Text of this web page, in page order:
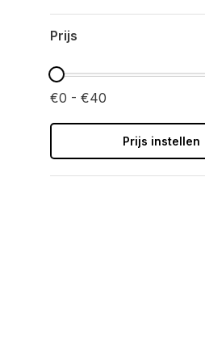
Prijs
€0 - €40
Prijs instellen